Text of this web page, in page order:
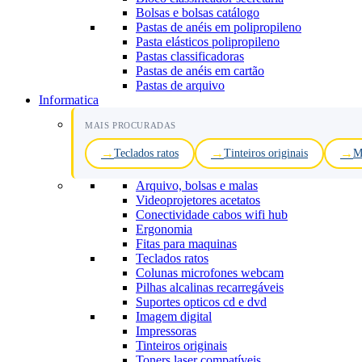
Bolsas e bolsas catálogo
Pastas de anéis em polipropileno
Pasta elásticos polipropileno
Pastas classificadoras
Pastas de anéis em cartão
Pastas de arquivo
Informatica
MAIS PROCURADAS
Teclados ratos Tinteiros originais
Arquivo, bolsas e malas
Videoprojetores acetatos
Conectividade cabos wifi hub
Ergonomia
Fitas para maquinas
Teclados ratos
Colunas microfones webcam
Pilhas alcalinas recarregáveis
Suportes opticos cd e dvd
Imagem digital
Impressoras
Tinteiros originais